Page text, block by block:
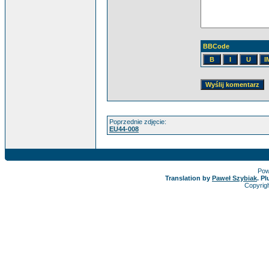
BBCode
Poprzednie zdjęcie:
EU44-008
Translation by Paweł Szybiak.